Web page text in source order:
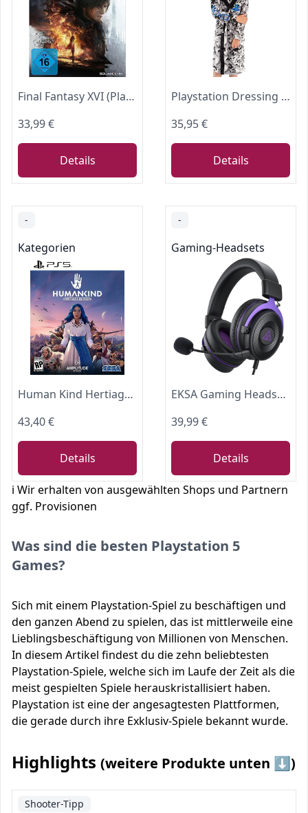
Final Fantasy XVI (PlayStation 5)
33,99 €
Details
Playstation Dressing Gown Jungen Kinder Game Pocket Bademantel 11-12 Jahre
35,95 €
Details
-
Kategorien
Human Kind Hertiage Edition for Playstation 5
43,40 €
Details
-
Gaming-Headsets
EKSA Gaming Headset, PC Headset mit Abnehmbar Mikrofon mit Geräuschunterdrückung, 3D Surround Sound Gaming Kopfhörer mit 3.5mm Kabel für Switch / PS4 / PS5 / Xbox One, Lila
39,99 €
Details
ℹ️ Wir erhalten von ausgewählten Shops und Partnern
ggf. Provisionen
Was sind die besten Playstation 5
Games?
Sich mit einem Playstation-Spiel zu beschäftigen und
den ganzen Abend zu spielen, das ist mittlerweile eine
Lieblingsbeschäftigung von Millionen von Menschen.
In diesem Artikel findest du die zehn beliebtesten
Playstation-Spiele, welche sich im Laufe der Zeit als die
meist gespielten Spiele herauskristallisiert haben.
Playstation ist eine der angesagtesten Plattformen,
die gerade durch ihre Exklusiv-Spiele bekannt wurde.
Highlights (weitere Produkte unten ⬇️)
Shooter-Tipp